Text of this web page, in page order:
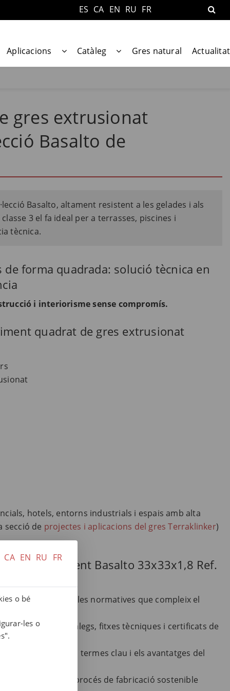
ES CA EN RU FR
Aplicacions Catàleg Gres natural Actualitat
gres extrusionat
Basalto de
Basalto, altament resistent a les gelades i als
3 el fa ideal per a terrasses, piscines i
tècnica.
forma quadrada: solució tècnica en
i interiorisme sense compromís.
quadrat de gres extrusionat
hotels, entorns industrials i espais amb alta
secció de projectes i aplicacions del gres Terraklinker)
el Paviment Basalto 33x33x1,8 Ref.
neteja i les normatives que compleix el
a tots els catàlegs, fitxes tècniques i certificats de
tots els termes clau i els avantatges del
com el nostre procés de fabricació sostenible
CA EN RU FR
o bé
les o